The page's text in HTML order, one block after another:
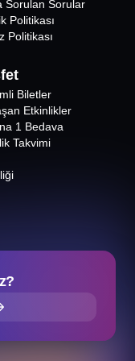
Sorulan Sorular
Politikası
Politikası
Biletler
Etkinlikler
1 Bedava
Takvimi